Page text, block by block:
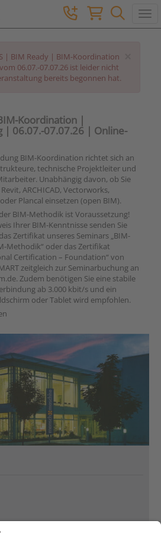
| BIM Ready | BIM-Koordination
06.07.-07.07.26 ist leider nicht
bereits begonnen hat.
Koordination |
| 06.07.-07.07.26 | Online-
BIM-Koordination richtet sich an
technische Projektleiter und
Unabhängig davon, ob Sie
ARCHICAD, Vectorworks,
Plancal einsetzen (open BIM).
BIM-Methodik ist Voraussetzung!
Ihrer BIM-Kenntnisse senden Sie
Zertifikat unseres Seminars „BIM-
Methodik“ oder das Zertifikat
Certification – Foundation“ von
zeitgleich zur Seminarbuchung an
Zudem benötigen Sie eine stabile
ab 3.000 kbit/s und ein
oder Tablet wird empfohlen.